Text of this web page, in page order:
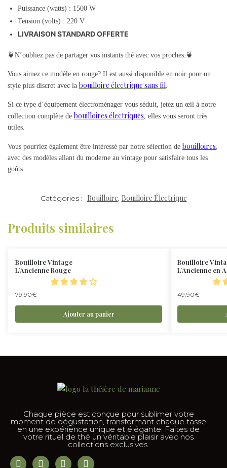
Puissance (watts) : 1500 W
Tension (volts) : 220 V
LIVRAISON STANDARD OFFERTE
🍵N’oubliez pas de partager vos instants thé avec vos proches.🍵
Vous aimez ce modèle en rouge? Il est aussi disponible en noir pour un
style plus discret avec la bouilloire électrique sans fil.
Si ce type d’équipement électroménager vous séduit, jetez un œil à notre
collection complète de bouilloires électriques, elles vous seront très
utiles.
Vous pourriez également être intéressé par notre sélection de bouilloires,
avec des modèles allant du moderne au vintage pour satisfaire tous les
goûts.
Catégories : Bouilloire, Bouilloire Électrique
Produits similaires
Bouilloire Vintage
L’Ancienne Rouge
79.90€
Ajouter au panier
Bouilloire
L’Ancienne en
49.90€
Chaque pièce est conçue pour sublimer votre
moment de dégustation, transformant chaque tasse
en une expérience unique et élégante. Faites de
votre rituel de thé un véritable plaisir avec nos
collections exclusives.